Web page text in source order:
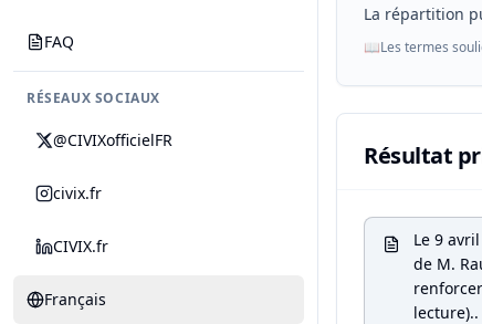
FAQ
RÉSEAUX SOCIAUX
@CIVIXofficielFR
civix.fr
CIVIX.fr
Français
La répartition
📖Les termes
Résultat
Le 9
de M.